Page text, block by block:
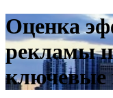
Оценка
рекламы
ключевые